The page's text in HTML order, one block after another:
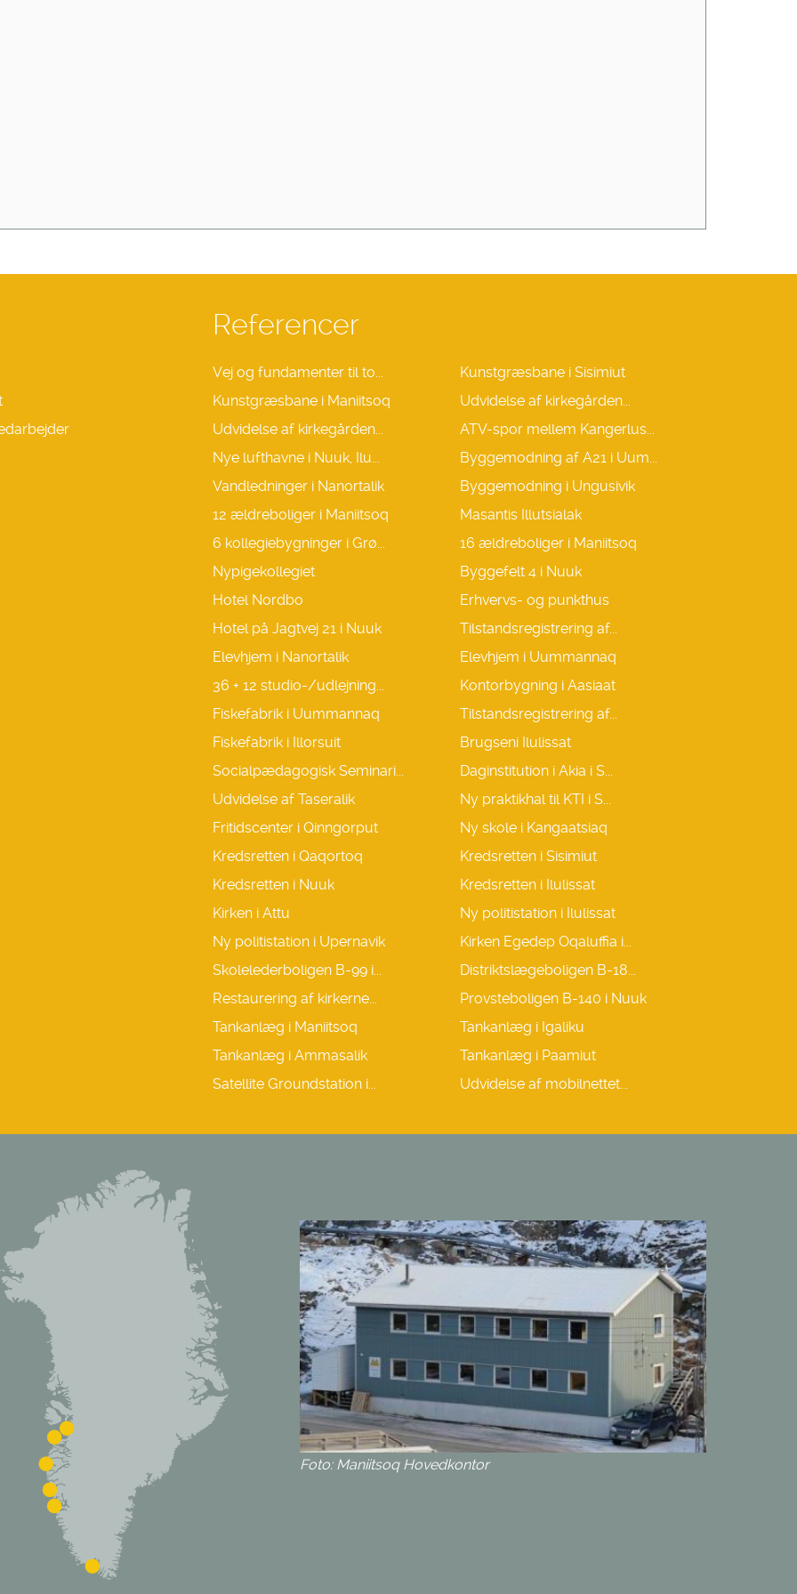
Referencer
Vej og fundamenter til to...
Kunstgræsbane i Sisimiut
Kunstgræsbane i Maniitsoq
Udvidelse af kirkegården...
Udvidelse af kirkegården...
ATV-spor mellem Kangerlus...
Nye lufthavne i Nuuk, Ilu...
Byggemodning af A21 i Uum...
Vandledninger i Nanortalik
Byggemodning i Ungusivik
12 ældreboliger i Maniitsoq
Masantis Illutsialak
6 kollegiebygninger i Grø...
16 ældreboliger i Maniitsoq
Nypigekollegiet
Byggefelt 4 i Nuuk
Hotel Nordbo
Erhvervs- og punkthus
Hotel på Jagtvej 21 i Nuuk
Tilstandsregistrering af...
Elevhjem i Nanortalik
Elevhjem i Uummannaq
36 + 12 studio-/udlejning...
Kontorbygning i Aasiaat
Fiskefabrik i Uummannaq
Tilstandsregistrering af...
Fiskefabrik i Illorsuit
Brugseni Ilulissat
Socialpædagogisk Seminari...
Daginstitution i Akia i S...
Udvidelse af Taseralik
Ny praktikhal til KTI i S...
Fritidscenter i Qinngorput
Ny skole i Kangaatsiaq
Kredsretten i Qaqortoq
Kredsretten i Sisimiut
Kredsretten i Nuuk
Kredsretten i Ilulissat
Kirken i Attu
Ny politistation i Ilulissat
Ny politistation i Upernavik
Kirken Egedep Oqaluffia i...
Skolelederboligen B-99 i...
Distriktslægeboligen B-18...
Restaurering af kirkerne...
Provsteboligen B-140 i Nuuk
Tankanlæg i Maniitsoq
Tankanlæg i Igaliku
Tankanlæg i Ammasalik
Tankanlæg i Paamiut
Satellite Groundstation i...
Udvidelse af mobilnettet...
Foto: Maniitsoq Hovedkontor